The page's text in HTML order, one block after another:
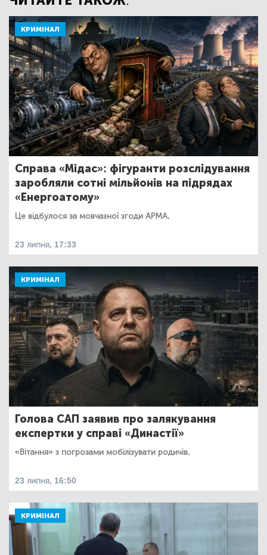
КРИМІНАЛ
Справа «Мідас»: фігуранти розслідування
заробляли сотні мільйонів на підрядах
«Енергоатому»
Це відбулося за мовчазної згоди АРМА.
23 липня, 17:33
КРИМІНАЛ
Голова САП заявив про залякування
експертки у справі «Династії»
«Вітання» з погрозами мобілізувати родичів.
23 липня, 16:50
КРИМІНАЛ